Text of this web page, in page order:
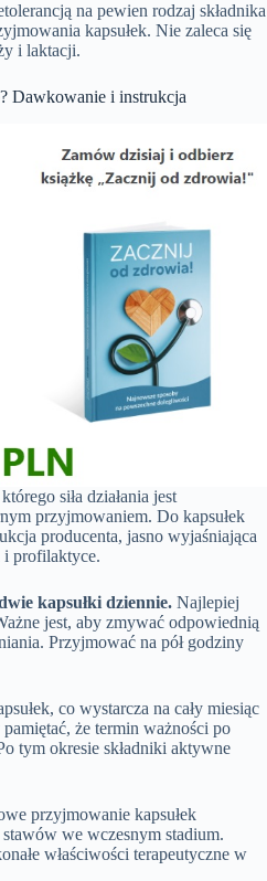
na pewien rodzaj składnika
kapsułek. Nie zaleca się
i laktacji.
Dawkowanie i instrukcja
siła działania jest
przyjmowaniem. Do kapsułek
producenta, jasno wyjaśniająca
i profilaktyce.
kapsułki dziennie. Najlepiej
jest, aby zmywać odpowiednią
Przyjmować na pół godziny
co wystarcza na cały miesiąc
że termin ważności po
tym okresie składniki aktywne
przyjmowanie kapsułek
we wczesnym stadium.
właściwości terapeutyczne w